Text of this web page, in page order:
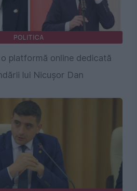
POLITICA
platformă online dedicată
lui Nicușor Dan